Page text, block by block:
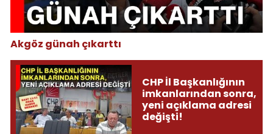
Akgöz günah çıkarttı
CHP İl Başkanlığının
imkanlarından sonra,
yeni açıklama adresi
değişti!